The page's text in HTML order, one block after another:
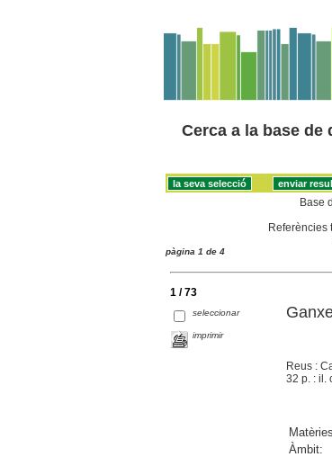
Cerca a la base de
Base
Referències
pàgina 1 de 4
1 / 73
seleccionar
imprimir
Reus :
32 p. : il.
Àmbit: